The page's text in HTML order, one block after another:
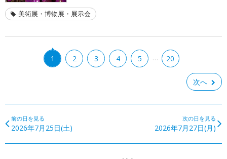
美術展・博物展・展示会
1 2 3 4 5 … 20
次へ
前の日を見る
2026年7月25日(土)
次の日を見る
2026年7月27日(月)